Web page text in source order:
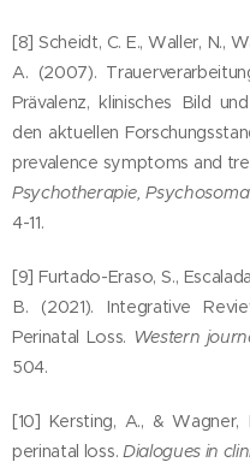
[8] Scheidt, C. E., Waller, N.,
A. (2007).
Prävalenz, klinisches Bild
den aktuellen
prevalence symptoms and
Psychotherapie,
4-11.
[9] Furtado-Eraso, S.,
B. (2021). Integrative
Perinatal Loss. Western
504.
[10] Kersting, A., &
perinatal loss. Dialogues in